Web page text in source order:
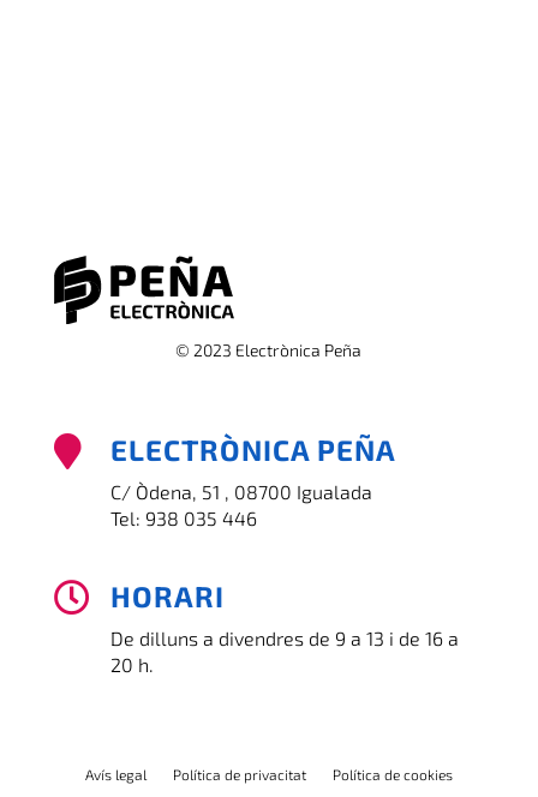
© 2023 Electrònica Peña
 ELECTRÒNICA PEÑA
C/ Òdena, 51 , 08700 Igualada
Tel: 938 035 446
 HORARI
De dilluns a divendres de 9 a 13 i de 16 a
20 h.
Avís legal Política de privacitat Política de cookies